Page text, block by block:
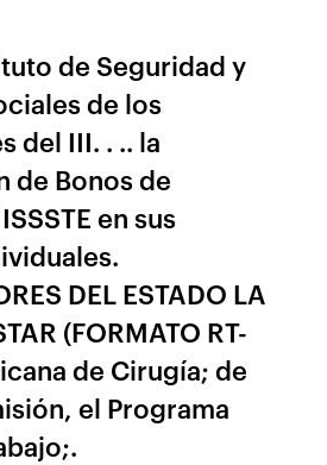
de Seguridad y
de los
del III. . .. la
de Bonos de
en sus
DEL ESTADO LA
(FORMATO RT-
de Cirugía; de
el Programa